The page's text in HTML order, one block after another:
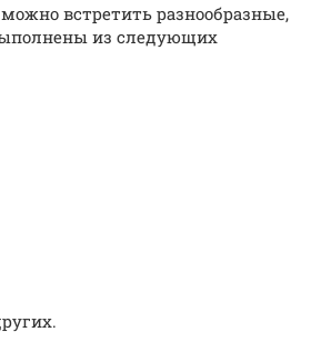
встретить разнообразные,
из следующих